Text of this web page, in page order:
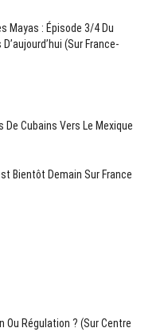
Mayas : Épisode 3/4 Du
(sur France-
De Cubains Vers Le Mexique
Bientôt Demain Sur France
Ou Régulation ? (Sur Centre